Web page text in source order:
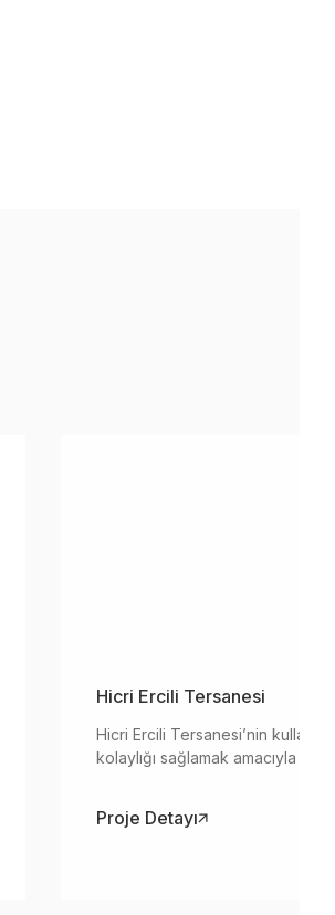
Hicri Ercili Tersanesi
Hicri Ercili Tersanesi’nin
kolaylığı sağlamak amacıyla
inşa edilmiştir.
Proje Detayı